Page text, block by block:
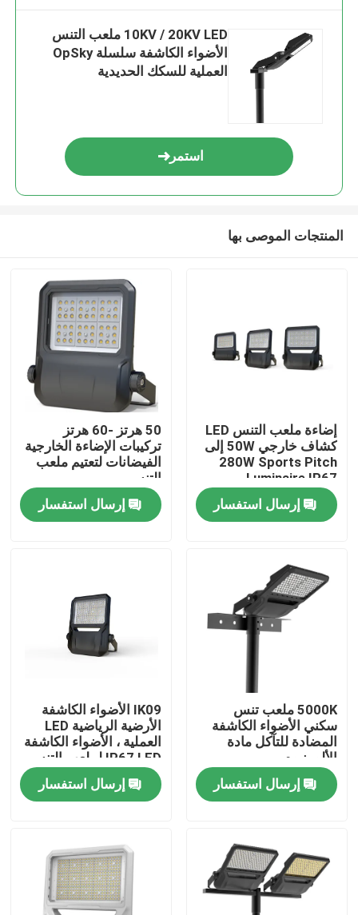
بيت
منتجات
معلومات عنا
جولة في المعمل
رقابة جودة
اطلب اقتباس
أضواء محكمة رياضية LED
ضوء ملعب LED
10KV / 20KV LED ملعب التنس
الأضواء الكاشفة سلسلة OpSky
العملية للسكك الحديدية
استمر
المنتجات الموصى بها
إضاءة ملعب التنس LED
كشاف خارجي 50W إلى
280W Sports Pitch
Luminaire IP67
إرسال استفسار
50 هرتز -60 هرتز
تركيبات الإضاءة الخارجية
الفيضانات لتعتيم ملعب
التنس
إرسال استفسار
5000K ملعب تنس
سكني الأضواء الكاشفة
المضادة للتآكل مادة
الألومنيوم
إرسال استفسار
IK09 الأضواء الكاشفة
الأرضية الرياضية LED
العملية ، الأضواء الكاشفة
IP67 LED لملعب التنس
إرسال استفسار